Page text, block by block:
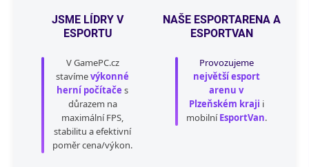
JSME LÍDRY V
ESPORTU
V GamePC.cz
stavímevýkonné
herní počítače s
důrazem na
maximální FPS,
stabilitu a efektivní
poměr cena/výkon.
NAŠE ESPORTARENA A
ESPORTVAN
Provozujeme
největší esport
arenu v
Plzeňském kraji i
mobilníEsportVan.